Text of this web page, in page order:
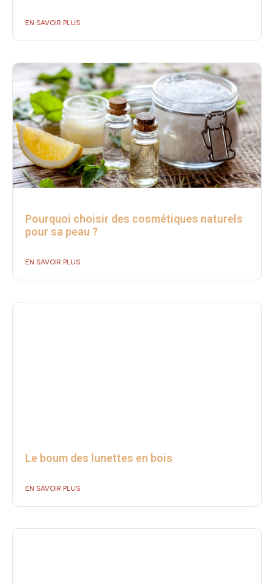
EN SAVOIR PLUS
Pourquoi choisir des cosmétiques naturels
pour sa peau ?
EN SAVOIR PLUS
Le boum des lunettes en bois
EN SAVOIR PLUS